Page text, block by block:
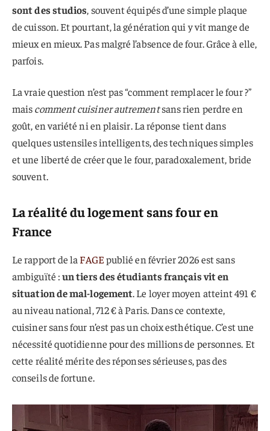
sont des studios, souvent équipés d’une simple plaque
de cuisson. Et pourtant, la génération qui y vit mange de
mieux en mieux. Pas malgré l’absence de four. Grâce à elle,
parfois.
La vraie question n’est pas “comment remplacer le four ?”
maiscomment cuisiner autrementsans rien perdre en
goût, en variété ni en plaisir. La réponse tient dans
quelques ustensiles intelligents, des techniques simples
et une liberté de créer que le four, paradoxalement, bride
souvent.
La réalité du logement sans four en
France
Le rapport de la FAGEpublié en février 2026 est sans
ambiguïté :un tiers des étudiants français vit en
situation de mal-logement. Le loyer moyen atteint 491 €
au niveau national, 712 € à Paris. Dans ce contexte,
cuisiner sans four n’est pas un choix esthétique. C’est une
nécessité quotidienne pour des millions de personnes. Et
cette réalité mérite des réponses sérieuses, pas des
conseils de fortune.